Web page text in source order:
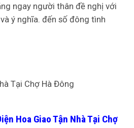
ngay người thân đề nghị với
ý nghĩa. đến số đông tình
Hoa Giao Tận Nhà Tại Chợ